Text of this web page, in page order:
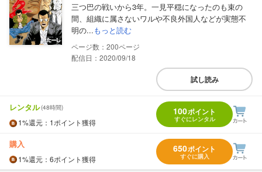
三つ巴の戦いから3年。一見平穏になったのも束の
間、組織に属さないワルや不良外国人などが実態不
明の...もっと読む
200
配信日：2020/09/18
試し読み
レンタル(48時間)
1%還元 ：1ポイント獲得
100ポイント
すぐにレンタル
購入
1%還元 ：6ポイント獲得
650ポイント
すぐに購入